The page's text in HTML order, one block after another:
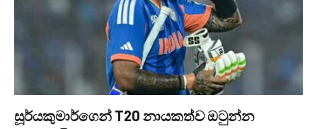
සූර්යකුමාර්ගෙන් T20 නායකත්ව ඔටුන්න